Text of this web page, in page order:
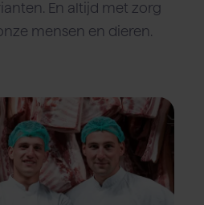
En altijd met zorg
mensen en dieren.